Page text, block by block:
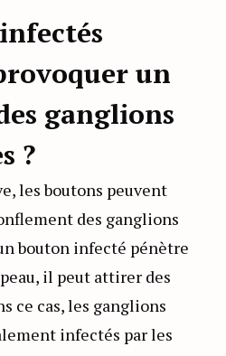
un
ganglions
?
les boutons peuvent
des ganglions
bouton infecté pénètre
il peut attirer des
ce cas, les ganglions
infectés par les